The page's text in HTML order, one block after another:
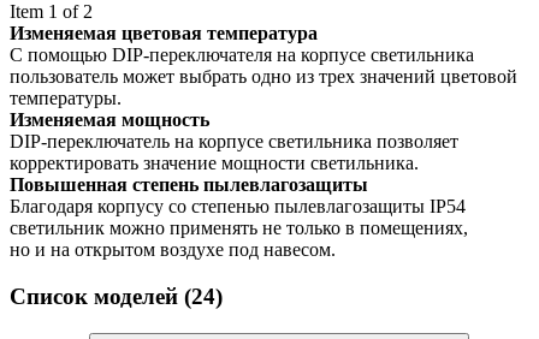
Item 1 of 2
Изменяемая цветовая температура
С помощью DIP-переключателя на корпусе светильника
пользователь может выбрать одно из трех значений цветовой
температуры.
Изменяемая мощность
DIP-переключатель на корпусе светильника позволяет
корректировать значение мощности светильника.
Повышенная степень пылевлагозащиты
Благодаря корпусу со степенью пылевлагозащиты IP54
светильник можно применять не только в помещениях,
но и на открытом воздухе под навесом.
Список моделей (24)